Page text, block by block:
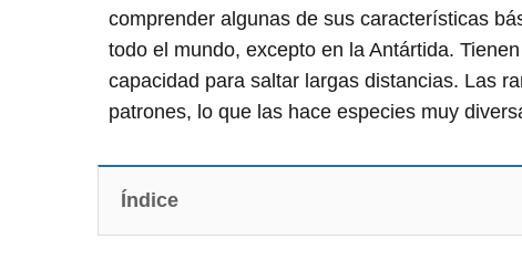
comprender algunas de sus características
todo el mundo, excepto en la Antártida.
capacidad para saltar largas distancias. Las
patrones, lo que las hace especies muy
Índice